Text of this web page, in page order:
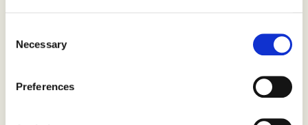
Selection
Necessary
Preferences
en lang vekstsesong. Det blir så varmt om
paprikaene også. Men grønnkål vokser ikke i det
hele tatt om vinteren, og reddik vokser ikke om
sommeren. Så jeg plantet en masse ulike reddiker